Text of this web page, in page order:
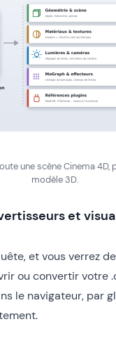
une scène Cinema 4D,
modèle 3D.
et
et vous verrez
ou convertir votre
le navigateur, par